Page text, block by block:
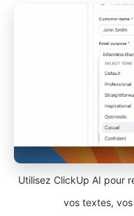
Utilisez ClickUp AI pour
vos textes,